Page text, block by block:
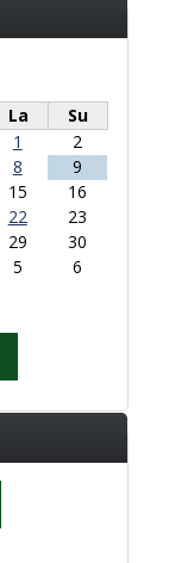
La
Su
1
2
8
9
15
16
22
23
29
30
5
6